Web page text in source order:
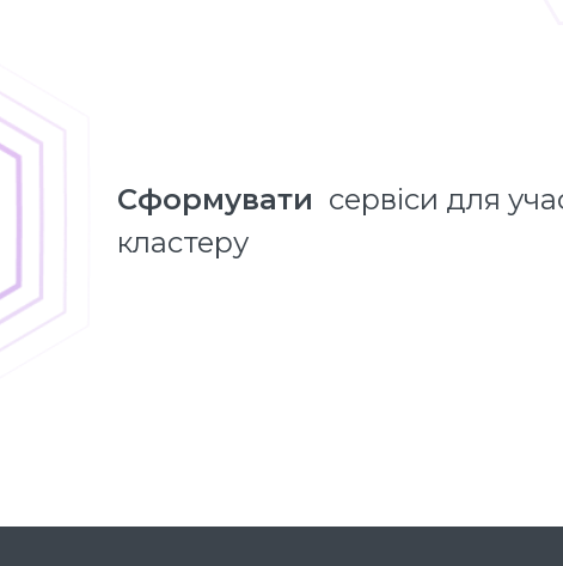
Cформувати сервіси для
кластеру